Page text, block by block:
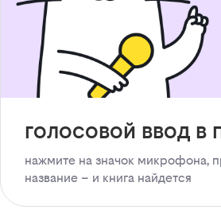
голосовой ввод в
нажмите на значок микрофона,
название – и книга найдется